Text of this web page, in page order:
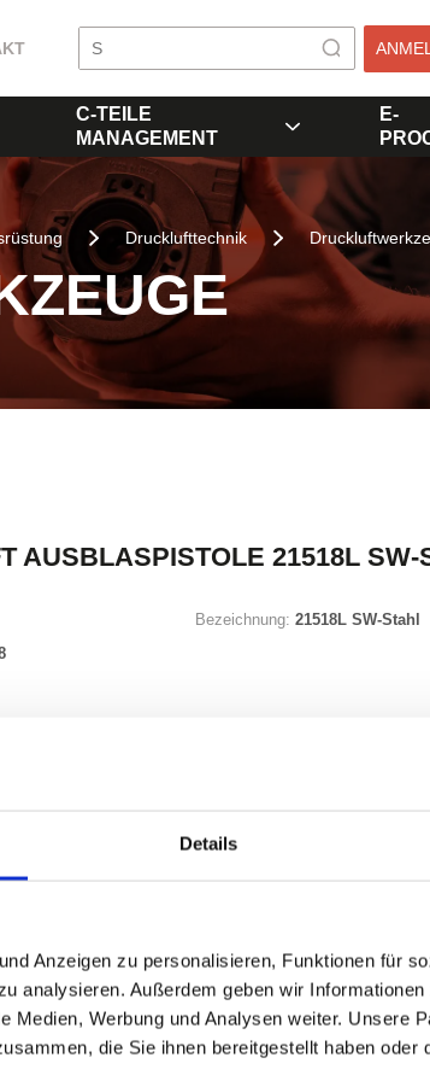
Details
Anzeigen zu personalisieren, Funktionen für
analysieren. Außerdem geben wir
Medien, Werbung und Analysen weiter. Unsere
die Sie ihnen bereitgestellt haben oder
C-TEILE
MANAGEMENT
E-
Drucklufttechnik
AUSBLASPISTOLE 21518L SW-
Bezeichnung: 21518L SW-Stahl